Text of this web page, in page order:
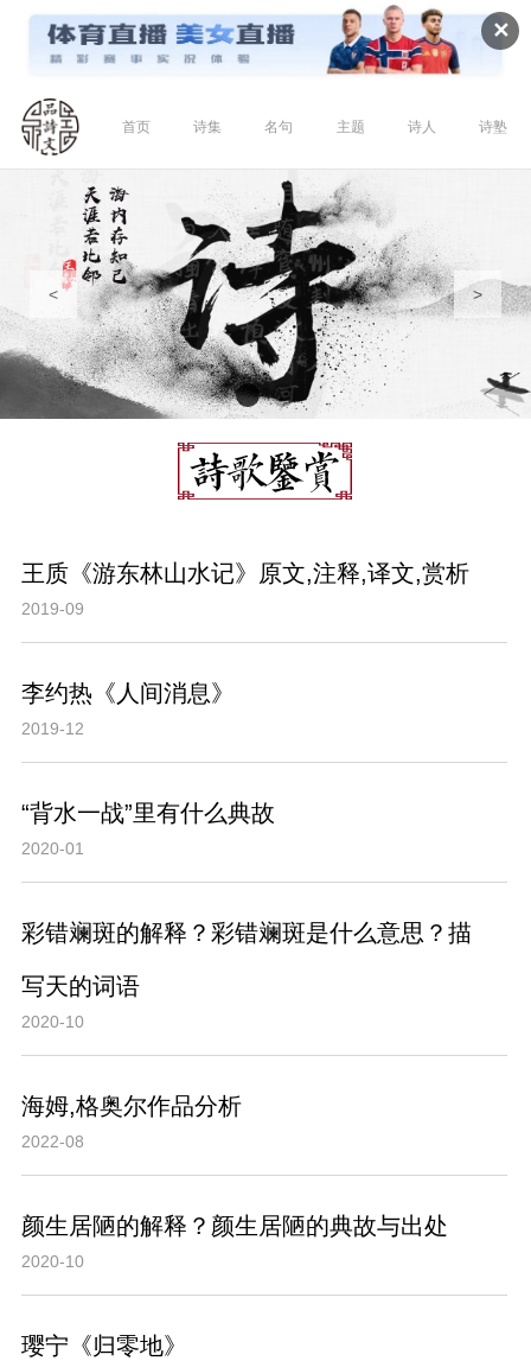
✕
首页 诗集 名句 主题 诗人 诗塾
< >
王质《游东林山水记》原文,注释,译文,赏析
2019-09
李约热《人间消息》
2019-12
“背水一战”里有什么典故
2020-01
彩错斓斑的解释？彩错斓斑是什么意思？描
写天的词语
2020-10
海姆,格奥尔作品分析
2022-08
颜生居陋的解释？颜生居陋的典故与出处
2020-10
璎宁《归零地》